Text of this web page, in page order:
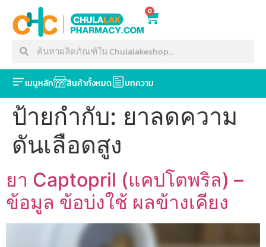
0
เมนูหลัก สินค้าทั้งหมด บทความ
ป้ายกำกับ: ยาลดความ
ดันเลือดสูง
ยา Captopril (แคปโตพริล) –
ข้อมูล ข้อบ่งใช้ ผลข้างเคียง